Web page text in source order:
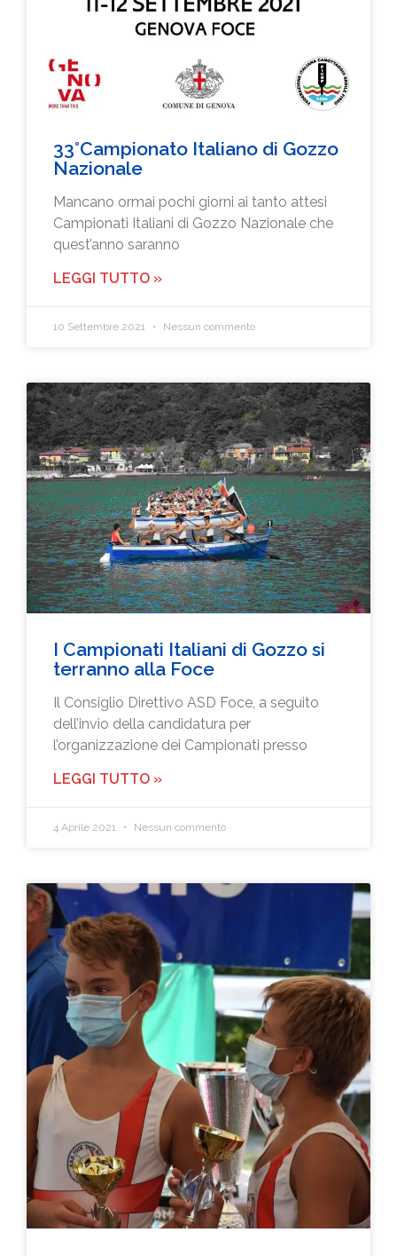
33°Campionato Italiano di Gozzo
Nazionale
Mancano ormai pochi giorni ai tanto attesi
Campionati Italiani di Gozzo Nazionale che
quest’anno saranno
LEGGI TUTTO »
10 Settembre 2021 Nessun commento
I Campionati Italiani di Gozzo si
terranno alla Foce
Il Consiglio Direttivo ASD Foce, a seguito
dell’invio della candidatura per
l’organizzazione dei Campionati presso
LEGGI TUTTO »
4 Aprile 2021 Nessun commento